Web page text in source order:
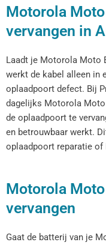
Motorola
vervangen in
Laadt je Motorola Moto
werkt de kabel alleen in
oplaadpoort defect. Bij
dagelijks Motorola
de oplaadpoort te
en betrouwbaar werkt.
oplaadpoort reparatie
Motorola
vervangen
Gaat de batterij van je